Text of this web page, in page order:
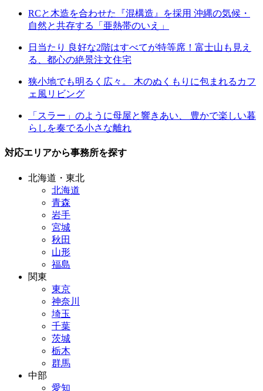
RCと木造を合わせた『混構造』を採用 沖縄の気候・
自然と共存する「亜熱帯のいえ」
日当たり 良好な2階はすべてが特等席！富士山も見え
る、都心の絶景注文住宅
狭小地でも明るく広々。 木のぬくもりに包まれるカフ
ェ風リビング
「スラー」のように母屋と響きあい、 豊かで楽しい暮
らしを奏でる小さな離れ
対応エリアから事務所を探す
北海道・東北
北海道
青森
岩手
宮城
秋田
山形
福島
関東
東京
神奈川
埼玉
千葉
茨城
栃木
群馬
中部
愛知